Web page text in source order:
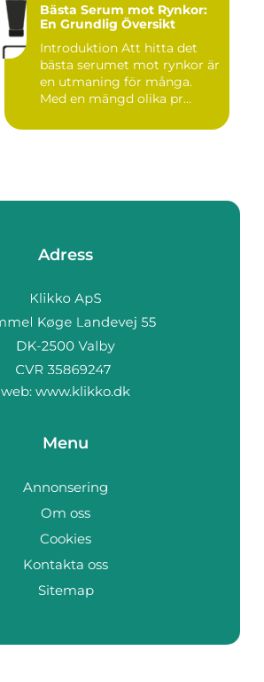
Bästa Serum mot Rynkor:
En Grundlig Översikt
Introduktion Att hitta det
bästa serumet mot rynkor är
en utmaning för många.
Med en mängd olika pr...
Adress
web: www.klikko.dk
Menu
Annonsering
Om oss
Cookies
Kontakta oss
Sitemap